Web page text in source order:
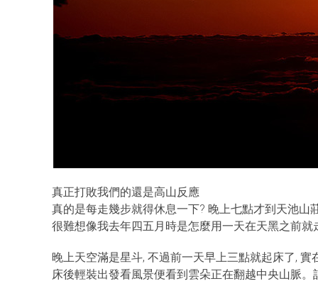
真正打敗我們的還是高山反應
真的是每走幾步就得休息一下? 晚上七點才到天池山
很難想像我去年四五月時是怎麼用一天在天黑之前就
晚上天空滿是星斗, 不過前一天早上三點就起床了,
床後輕裝出發看風景便看到雲朵正在翻越中央山脈